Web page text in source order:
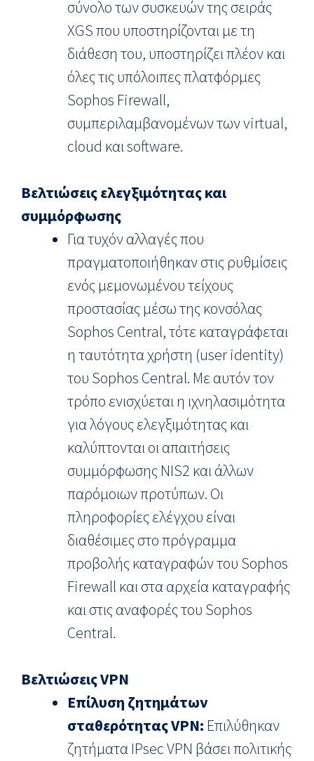
σύνολο των συσκευών της σειράς
XGS που υποστηρίζονται με τη
διάθεση του, υποστηρίζει πλέον και
όλες τις υπόλοιπες πλατφόρμες
Sophos Firewall,
συμπεριλαμβανομένων των virtual,
cloud και software.
Βελτιώσεις ελεγξιμότητας και
συμμόρφωσης
Για τυχόν αλλαγές που
πραγματοποιήθηκαν στις ρυθμίσεις
ενός μεμονωμένου τείχους
προστασίας μέσω της κονσόλας
Sophos Central, τότε καταγράφεται
η ταυτότητα χρήστη (user identity)
του Sophos Central. Με αυτόν τον
τρόπο ενισχύεται η ιχνηλασιμότητα
για λόγους ελεγξιμότητας και
καλύπτονται οι απαιτήσεις
συμμόρφωσης NIS2 και άλλων
παρόμοιων προτύπων. Οι
πληροφορίες ελέγχου είναι
διαθέσιμες στο πρόγραμμα
προβολής καταγραφών του Sophos
Firewall και στα αρχεία καταγραφής
και στις αναφορές του Sophos
Central.
Βελτιώσεις VPN
Επίλυση ζητημάτων
σταθερότητας VPN: Επιλύθηκαν
ζητήματα IPsec VPN βάσει πολιτικής